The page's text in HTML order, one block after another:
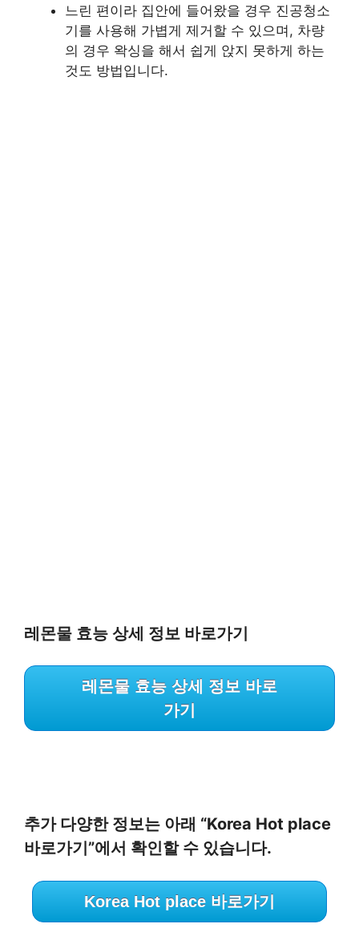
느린 편이라 집안에 들어왔을 경우 진공청소
기를 사용해 가볍게 제거할 수 있으며, 차량
의 경우 왁싱을 해서 쉽게 앉지 못하게 하는
것도 방법입니다.
레몬물 효능 상세 정보 바로가기
레몬물 효능 상세 정보 바로
가기
추가 다양한 정보는 아래 “Korea Hot place
바로가기”에서 확인할 수 있습니다.
Korea Hot place 바로가기